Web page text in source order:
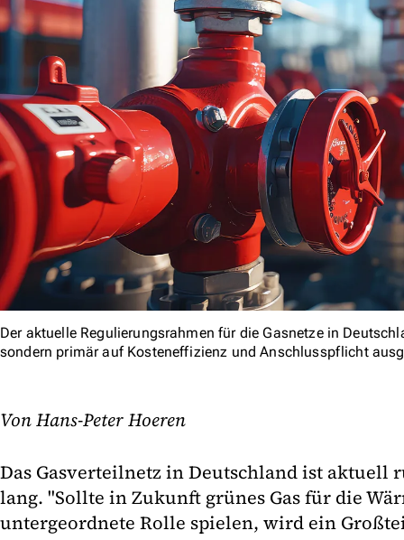
Der aktuelle Regulierungsrahmen für die Gasnetze in
sondern primär auf Kosteneffizienz und Anschlusspflicht
Von Hans-Peter Hoeren
Das Gasverteilnetz in Deutschland ist aktuell
lang. "Sollte in Zukunft grünes Gas für die
untergeordnete Rolle spielen, wird ein